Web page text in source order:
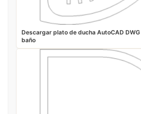
Descargar plato de ducha AutoCAD DWG
baño